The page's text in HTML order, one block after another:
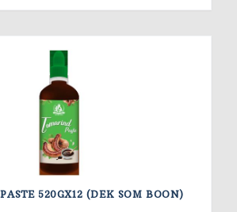
520GX12 (DEK SOM BOON)